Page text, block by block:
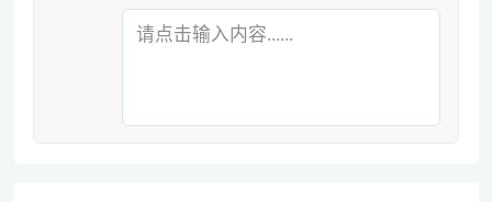
请点击输入内容......